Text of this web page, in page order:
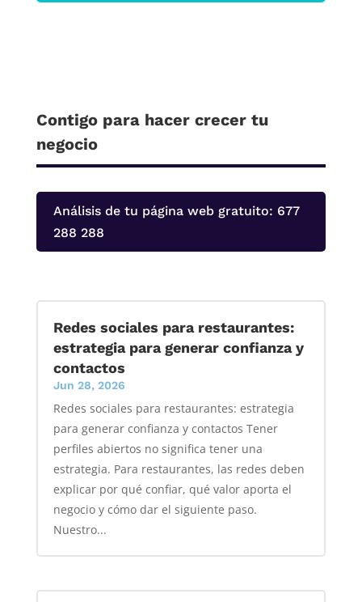
Contigo para hacer crecer tu
negocio
Análisis de tu página web gratuito: 677
288 288
Redes sociales para restaurantes:
estrategia para generar confianza y
contactos
Jun 28, 2026
Redes sociales para restaurantes: estrategia
para generar confianza y contactos Tener
perfiles abiertos no significa tener una
estrategia. Para restaurantes, las redes deben
explicar por qué confiar, qué valor aporta el
negocio y cómo dar el siguiente paso.
Nuestro...